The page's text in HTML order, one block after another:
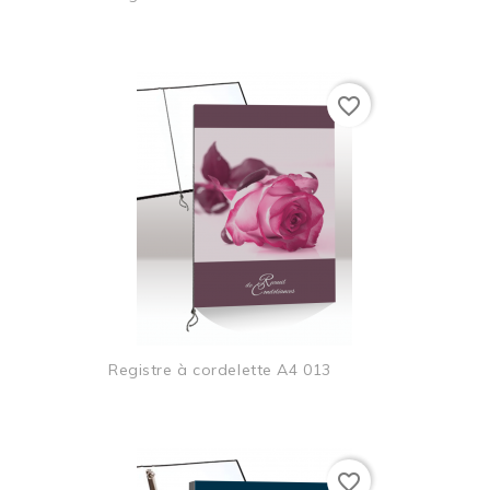
Registre à cordelette A4 013
favorite_border
favorite_border